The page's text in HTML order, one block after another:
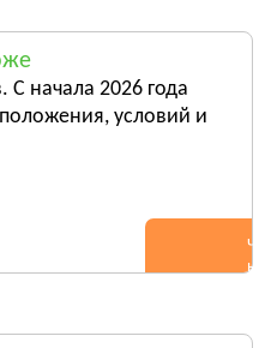
начала 2026 года
условий и